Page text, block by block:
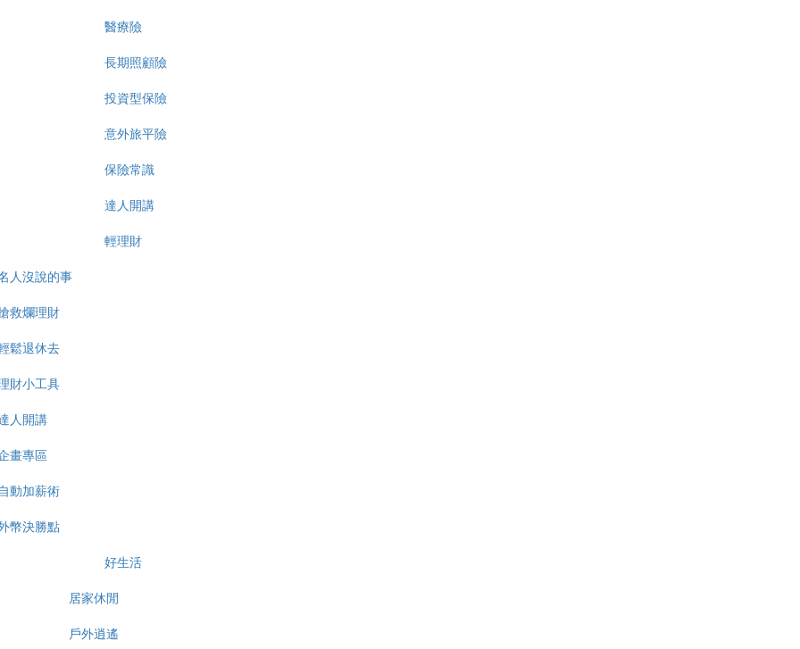
醫療險
長期照顧險
投資型保險
意外旅平險
保險常識
達人開講
輕理財
人沒說的事
救爛理財
鬆退休去
財小工具
人開講
畫專區
動加薪術
幣決勝點
好生活
居家休閒
戶外逍遙